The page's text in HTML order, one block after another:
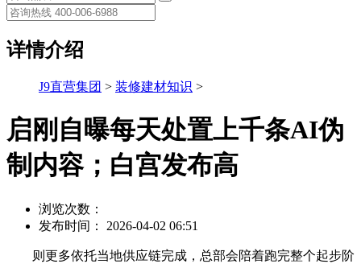
详情介绍
J9直营集团 > 装修建材知识 >
启刚自曝每天处置上千条AI伪
制内容；白宫发布高
浏览次数：
发布时间： 2026-04-02 06:51
则更多依托当地供应链完成，总部会陪着跑完整个起步阶